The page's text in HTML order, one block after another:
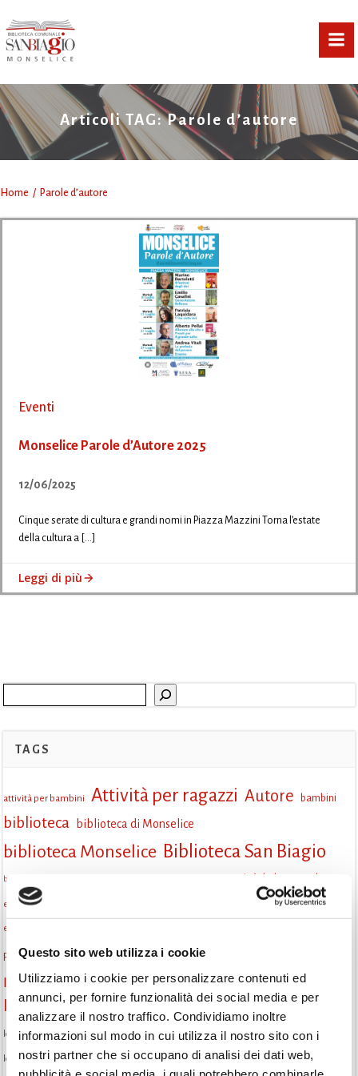
Questo sito web utilizza i cookie
Utilizziamo i cookie per personalizzare contenuti ed
annunci, per fornire funzionalità dei social media e per
analizzare il nostro traffico. Condividiamo inoltre
informazioni sul modo in cui utilizza il nostro sito con i
nostri partner che si occupano di analisi dei dati web,
Articoli TAG: Parole d’autore
Home Parole d’autore
Eventi
Monselice Parole d’Autore 2025
12/06/2025
Cinque serate di cultura e grandi nomi in Piazza Mazzini Torna l’estate
della cultura a […]
Leggi di più
TAGS
attività per bambini Attività per ragazzi Autore bambini
biblioteca biblioteca di Monselice
biblioteca Monselice Biblioteca San Biagio
biblioteca San Biagio Monselice cultura
eventi biblioteca eventi culturali Monselice
eventi in biblioteca
Fiaccole della lettura gratuito gruppo di lettura
Informazioni laboratori creativi laboratorio
la strada di mattoni gialli Lettori itineranti lettura
lettura ad alta voce lettura condivisa lettura silenziosa
letture ad alta voce Letture Animate libri libri come semi libri da leggere